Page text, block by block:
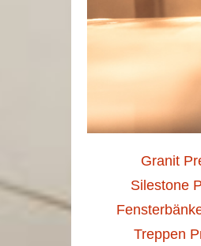
Granit
Silestone
Treppen